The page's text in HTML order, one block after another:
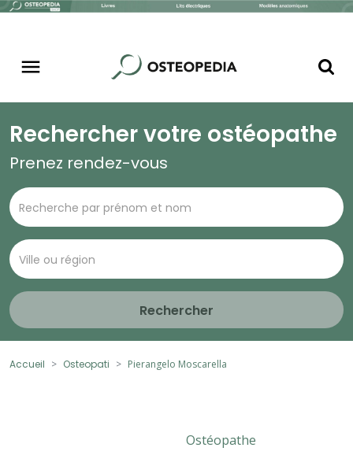
Rechercher votre ostéopathe
Prenez rendez-vous
Rechercher
Accueil Osteopati Pierangelo Moscarella
Ostéopathe